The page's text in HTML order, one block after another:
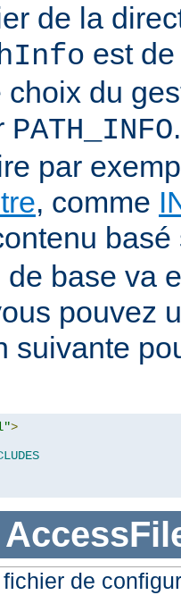
de la
est
choix du
PATH_INFO
par
, comme
base va
pouvez
suivante
>
de